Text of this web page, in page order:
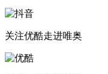
关注优酷走进唯奥